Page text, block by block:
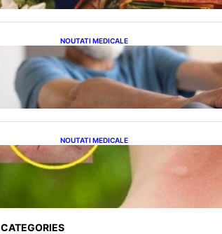
NOUTATI MEDICALE
Îmbunătățirea sănătății
cardiovasculare: Patru exerciții
simple pentru reducerea
tensiunii arteriale la domiciliu
NOUTATI MEDICALE
Cum bacteriile pielii
influențează atracția țânțarilor:
O nouă viziune asupra alegerii
CATEGORIES